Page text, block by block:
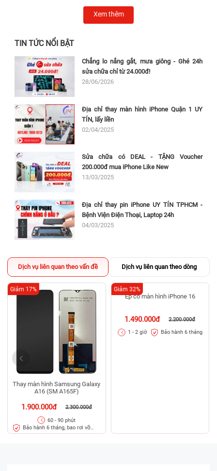
Xem thêm
TIN TỨC NỔI BẬT
Chẳng lo nắng gắt, mưa giông - Ghé 24h
sửa chữa chỉ từ 24.000đ!
28/06/2026
Địa chỉ thay màn hình iPhone Quận 1 UY
TÍN, lấy liền
02/04/2025
Sửa chữa có DEAL - TẶNG Voucher
200.000đ mua iPhone Like New
13/03/2025
Địa chỉ thay pin iPhone UY TÍN TPHCM -
Bệnh Viện Điện Thoại, Laptop 24h
04/03/2025
Dịch vụ liên quan theo vấn đề Dịch vụ liên quan theo dòng
Thay màn hình Samsung Galaxy
A16 (SM A165F)
1.900.000đ 2.300.000đ
Giảm 17%
60 - 90 phút
Bảo hành 6 tháng, bao rơi vỡ
kính
Giảm 32%